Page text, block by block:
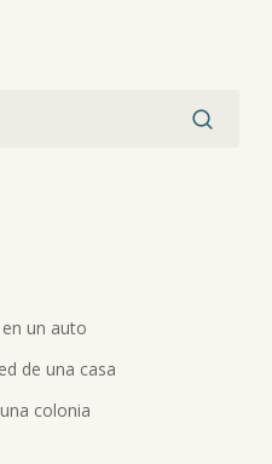
un auto
de una casa
colonia